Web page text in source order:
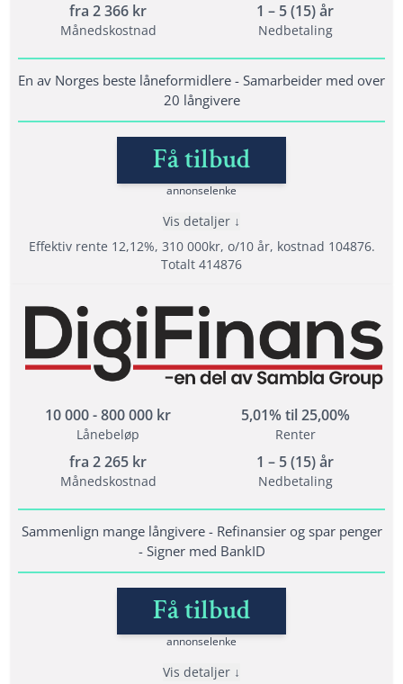
fra 2 366 kr
Månedskostnad
1 – 5 (15) år
Nedbetaling
En av Norges beste låneformidlere - Samarbeider med over
20 långivere
Få tilbud
annonselenke
Effektiv rente 12,12%, 310 000kr, o/10 år, kostnad 104876.
Totalt 414876
Vis detaljer
Fordeler
Samarbeider med hele 20 långivere
Samla lån med Sambla
Svar direkt - Signer med BankID
Vilkår
Minimum alder: 18 år
Krav til inntekt: minst 10 000 kr/mån
Folkeregistrert i Norge i minst 1 år
Fordel men ikke et krav at du ikke har
betalingsanmerkninger
Nedbetalingstid: 1 - 15 år
10 000 - 800 000 kr
Lånebeløp
5,01% til 25,00%
Renter
fra 2 265 kr
Månedskostnad
1 – 5 (15) år
Nedbetaling
Sammenlign mange långivere - Refinansier og spar penger
- Signer med BankID
Få tilbud
annonselenke
Vis detaljer